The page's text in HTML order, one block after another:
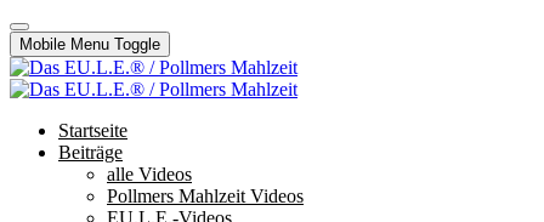
Mobile Menu Toggle
Startseite
Beiträge
alle Videos
Pollmers Mahlzeit Videos
EU.L.E.-Videos